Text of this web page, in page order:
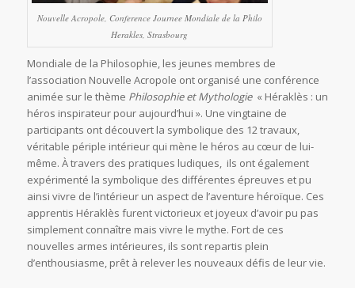
Nouvelle Acropole, Conference Journee Mondiale de la Philo
Herakles, Strasbourg
Mondiale de la Philosophie, les jeunes membres de
l’association Nouvelle Acropole ont organisé une conférence
animée sur le thème Philosophie et Mythologie« Héraklès : un
héros inspirateur pour aujourd’hui ». Une vingtaine de
participants ont découvert la symbolique des 12 travaux,
véritable périple intérieur qui mène le héros au cœur de lui-
même. À travers des pratiques ludiques, ils ont également
expérimenté la symbolique des différentes épreuves et pu
ainsi vivre de l’intérieur un aspect de l’aventure héroïque. Ces
apprentis Héraklès furent victorieux et joyeux d’avoir pu pas
simplement connaître mais vivre le mythe. Fort de ces
nouvelles armes intérieures, ils sont repartis plein
d’enthousiasme, prêt à relever les nouveaux défis de leur vie.